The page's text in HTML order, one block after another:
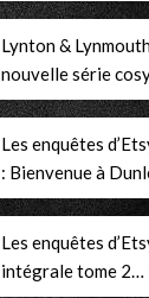
Lynton &
nouvelle série
Les enquêtes
: Bienvenue à
Les enquêtes
intégrale tome 2…